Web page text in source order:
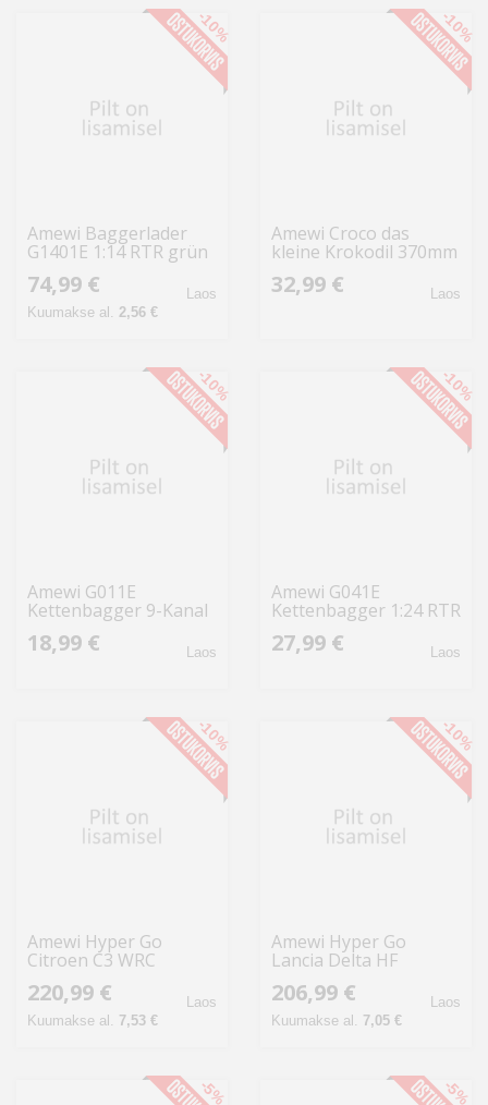
Amewi Baggerlader
G1401E 1:14 RTR grün
74,99 €
Kuumakse al. 2,56 €
Laos
-10%
Amewi Croco das
kleine Krokodil 370mm
32,99 € Laos
-10%
Amewi G011E
Kettenbagger 9-Kanal
18,99 € Laos
-10%
Amewi G041E
Kettenbagger 1:24 RTR
27,99 € Laos
-10%
Amewi Hyper Go
Citroen C3 WRC
RTR
220,99 €
Kuumakse al. 7,53 €
Laos
-10%
Amewi Hyper Go
Lancia Delta HF
4WD 1:
206,99 €
Kuumakse al. 7,05 €
Laos
-10%
-5% -5%